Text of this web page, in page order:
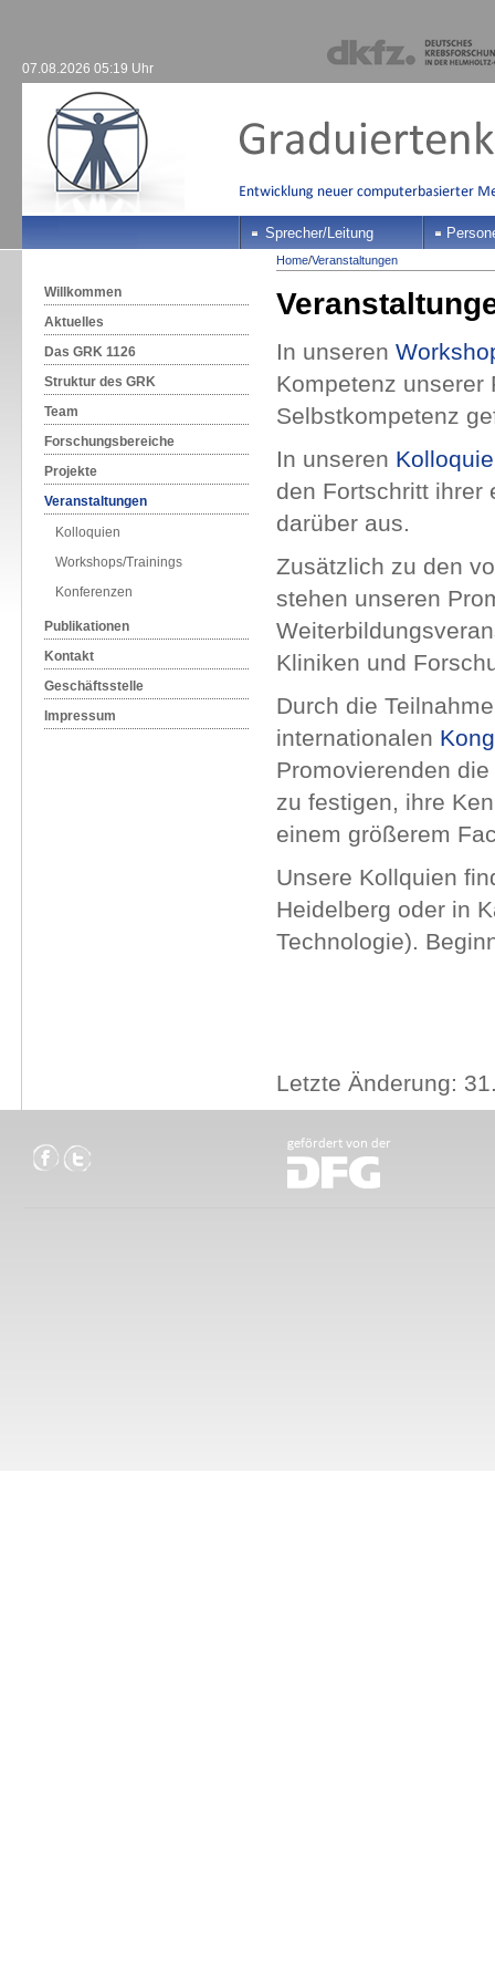
07.08.2026 05:19 Uhr
Sprecher/Leitung
Willkommen
Aktuelles
Das GRK 1126
Struktur des GRK
Team
Forschungsbereiche
Projekte
Veranstaltungen
Kolloquien
Workshops/Trainings
Konferenzen
Publikationen
Kontakt
Geschäftsstelle
Impressum
Home/Veranstaltungen
In unseren
Kompetenz unserer
Selbstkompetenz
In unseren
den Fortschritt ihrer
darüber aus.
Zusätzlich zu den
stehen unseren
Kliniken und
Durch die
internationalen
Promovierenden
zu festigen, ihre
einem größerem
Unsere Kollquien
Heidelberg oder in
Technologie).
Letzte Änderung: